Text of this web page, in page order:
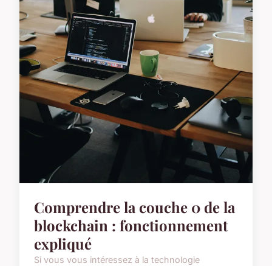
Comprendre la couche 0 de la
blockchain : fonctionnement
expliqué
Si vous vous intéressez à la technologie